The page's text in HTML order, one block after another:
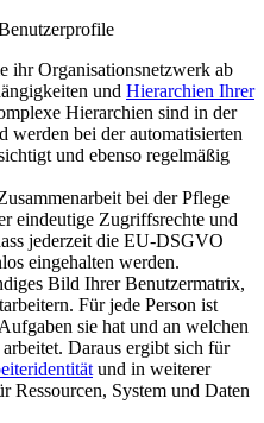
ihr Organisationsnetzwerk ab
und Hierarchien Ihrer
Hierarchien sind in der
werden bei der automatisierten
und ebenso regelmäßig
bei der Pflege
eindeutige Zugriffsrechte und
jederzeit die EU-DSGVO
eingehalten werden.
Bild Ihrer Benutzermatrix,
Für jede Person ist
sie hat und an welchen
Daraus ergibt sich für
und in weiterer
Ressourcen, System und Daten